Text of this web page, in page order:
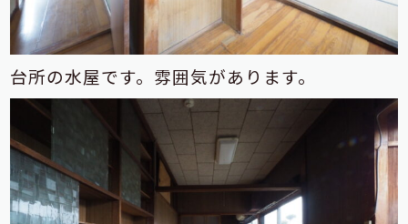
台所の水屋です。雰囲気があります。